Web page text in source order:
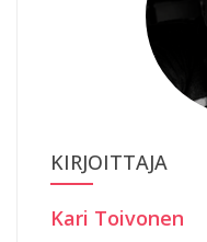
KIRJOITTAJA
Kari Toivonen